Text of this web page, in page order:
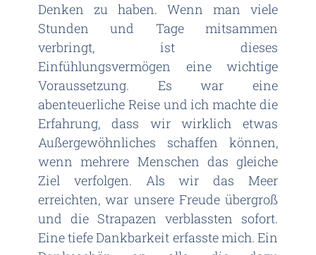
Denken zu haben. Wenn man viele
Stunden und Tage mitsammen
verbringt, ist dieses
Einfühlungsvermögen eine wichtige
Voraussetzung. Es war eine
abenteuerliche Reise und ich machte die
Erfahrung, dass wir wirklich etwas
Außergewöhnliches schaffen können,
wenn mehrere Menschen das gleiche
Ziel verfolgen. Als wir das Meer
erreichten, war unsere Freude übergroß
und die Strapazen verblassten sofort.
Eine tiefe Dankbarkeit erfasste mich. Ein